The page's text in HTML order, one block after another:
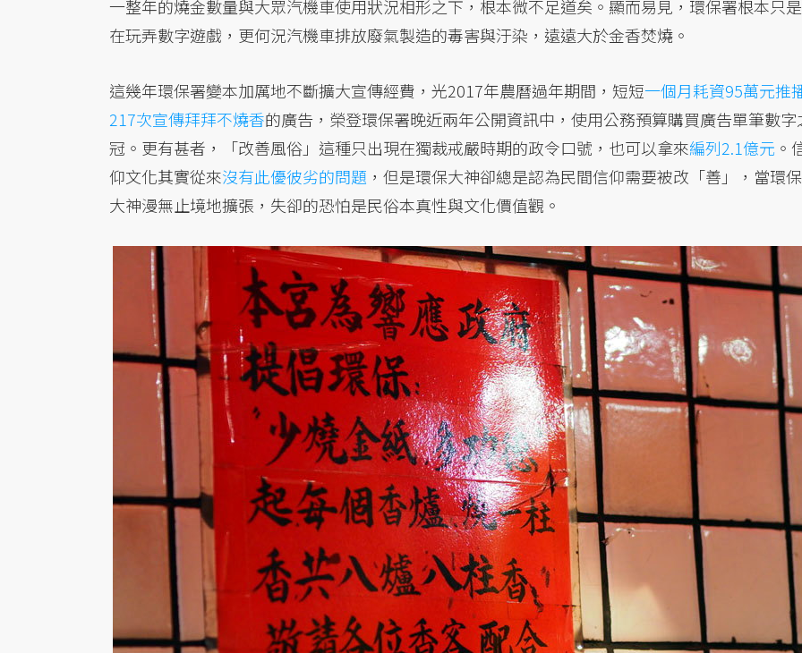
一整年的燒金數量與大眾汽機車使用狀況相形之下，根本微不足道矣。顯而易見，環保署根本只是
在玩弄數字遊戲，更何況汽機車排放廢氣製造的毒害與汙染，遠遠大於金香焚燒。
這幾年環保署變本加厲地不斷擴大宣傳經費，光2017年農曆過年期間，短短一個月耗資95萬元推
217次宣傳拜拜不燒香的廣告，榮登環保署晚近兩年公開資訊中，使用公務預算購買廣告單筆數字
冠。更有甚者，「改善風俗」這種只出現在獨裁戒嚴時期的政令口號，也可以拿來編列2.1億元 。
仰文化其實從來沒有此優彼劣的問題 ，但是環保大神卻總是認為民間信仰需要被改「善」，當環保
大神漫無止境地擴張，失卻的恐怕是民俗本真性與文化價值觀。